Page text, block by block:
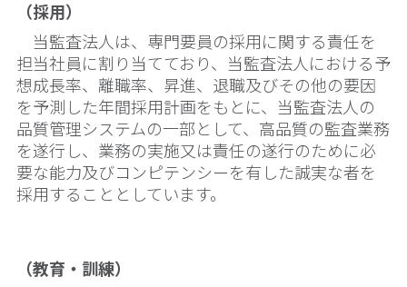
（採用）
当監査法人は、専門要員の採用に関する責任を
担当社員に割り当てており、当監査法人における予
想成長率、離職率、昇進、退職及びその他の要因
を予測した年間採用計画をもとに、当監査法人の
品質管理システムの一部として、高品質の監査業務
を遂行し、業務の実施又は責任の遂行のために必
要な能力及びコンピテンシーを有した誠実な者を
採用することとしています。
（教育・訓練）